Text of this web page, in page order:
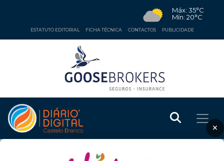
Máx: 35°C
Mín: 20°C
ESTATUTO EDITORIAL FICHA TÉCNICA CONTACTOS PUBLICIDADE
×